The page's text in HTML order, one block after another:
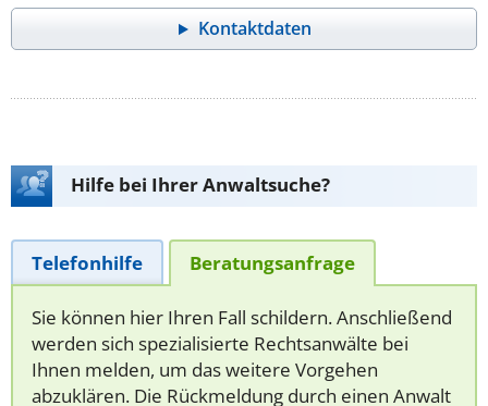
Kontaktdaten
Hilfe bei Ihrer Anwaltsuche?
Telefonhilfe Beratungsanfrage
Sie können hier Ihren Fall schildern. Anschließend
werden sich spezialisierte Rechtsanwälte bei
Ihnen melden, um das weitere Vorgehen
abzuklären. Die Rückmeldung durch einen Anwalt